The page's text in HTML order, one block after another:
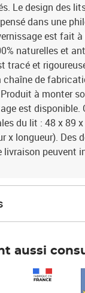
Le design des
dans une
est fait
naturelles et
tracé et
chaîne de
à monter
est disponible.
du lit : 48 x 89
x longueur). Des
peuvent
aussi
Prix